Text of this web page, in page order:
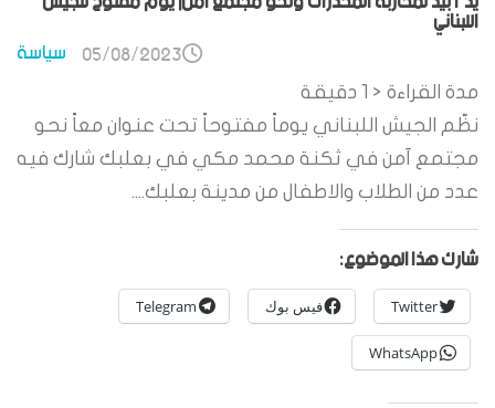
اللبناني
سياسة 05/08/2023
مدة القراءة < 1
دقيقة
نظّم الجيش اللبناني يوماً مفتوحاً تحت عنوان معاً نحو
مجتمع آمن في ثكنة محمد مكي في بعلبك شارك فيه
عدد من الطلاب والاطفال من مدينة بعلبك....
شارك هذا الموضوع:
Twitter فيس بوك Telegram
WhatsApp